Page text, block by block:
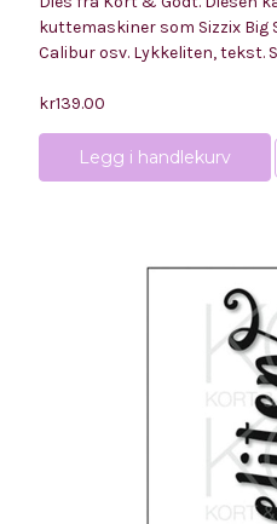
kuttemaskiner som Sizzix Big
Calibur osv. Lykkeliten, tekst.
kr139.00
Legg i handlekurv